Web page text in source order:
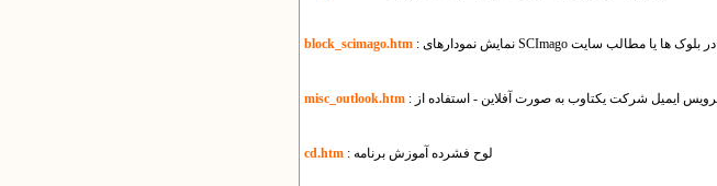
block_scimago.htm : نمایش نمودارهای SCImago در بلوک ها یا مطالب سایت
misc_outlook.htm
cd.htm : لوح فشرده آموزش برنامه